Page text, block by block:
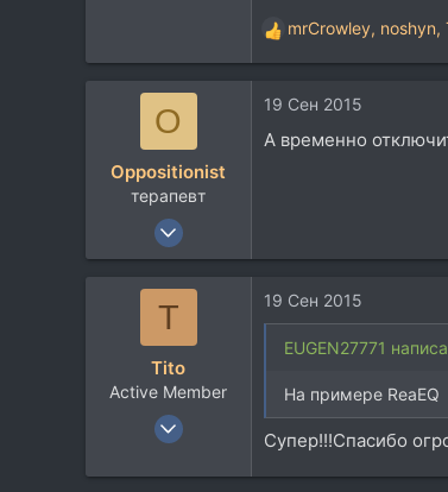
Р
е
к
и
mrCrowley, noshyn,
O
Oppositionist
терапевт
13 Янв 2008
233
19 Сен 2015
А временно
T
Tito
Active Member
17 Янв 2005
51
19 Сен 2015
EUGEN27771
На примере ReaEQ
Супер!!!Спасибо